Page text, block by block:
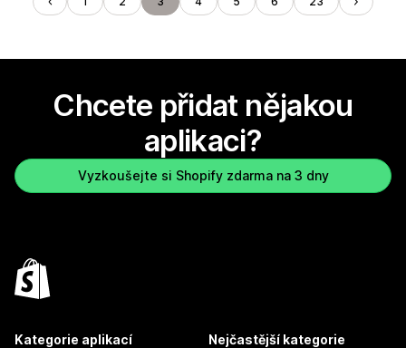
Chcete přidat nějakou
aplikaci?
Vyzkoušejte si Shopify zdarma na 3 dny
Kategorie aplikací Nejčastější kategorie